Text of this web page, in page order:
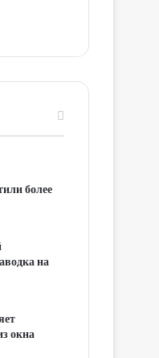
более
на
окна